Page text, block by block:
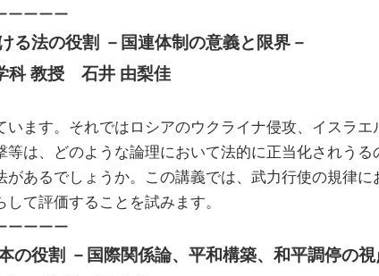
ーーーー
る法の役割 －国連体制の意義と限界－
授　石井 由梨佳
ます。それではロシアのウクライナ侵攻、イスラ
等は、どのような論理において法的に正当化されう
あるでしょうか。この講義では、武力行使の規律
て評価することを試みます。
ーーーー
の役割 －国際関係論、平和構築、和平調停の視